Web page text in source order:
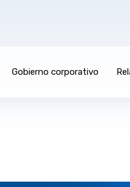
Gobierno corporativo